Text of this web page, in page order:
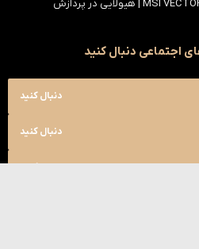
اجتماعی دنبال کنید
دنبال کنید
دنبال کنید
دنبال کنید